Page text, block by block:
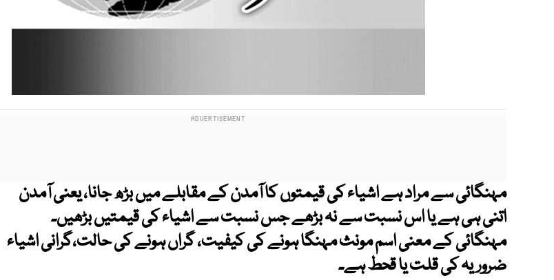
مہنگائی سے مراد ہے اشیاء کی قیمتوں کا آمدن کے مقابلے میں بڑھ جانا، یعنی آمدن
اتنی ہی ہے یا اس نسبت سے نہ بڑھے جس نسبت سے اشیاء کی قیمتیں بڑھیں۔
مہنگائی کے معنی اسم مونث مہنگا ہونے کی کیفیت، گراں ہونے کی حالت،گرانی اشیاء
ضروریہ کی قلت یا قحط ہے۔